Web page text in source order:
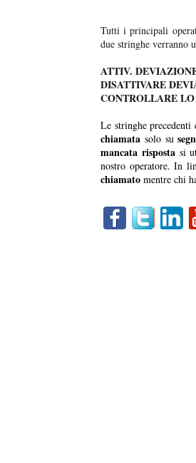
Tutti i principali
due stringhe verranno
ATTIV.
DISATTIVARE
CONTROLLARE
Le stringhe precedenti
chiamata solo su
mancata rispostasi
nostro operatore. In
chiamato mentre chi